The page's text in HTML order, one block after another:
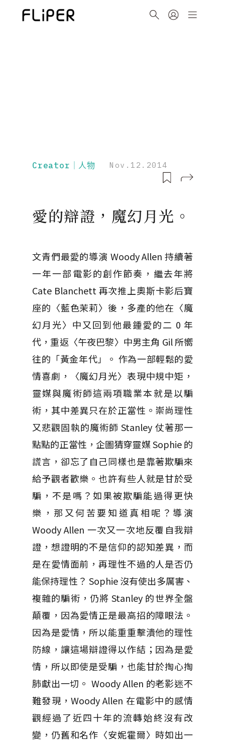
Creator｜人物 Nov.12.2014
愛的辯證，魔幻月光。
文青們最愛的導演 Woody Allen 持續著
一年一部電影的創作節奏，繼去年將
Cate Blanchett 再次推上奧斯卡影后寶
座的〈藍色茉莉〉後，多產的他在〈魔
幻月光〉中又回到他最鍾愛的二 0 年
代，重返〈午夜巴黎〉中男主角 Gil 所嚮
往的「黃金年代」。 作為一部輕鬆的愛
情喜劇，〈魔幻月光〉表現中規中矩，
靈媒與魔術師這兩項職業本就是以騙
術，其中差異只在於正當性。崇尚理性
又悲觀固執的魔術師 Stanley 仗著那一
點點的正當性，企圖猜穿靈媒 Sophie 的
謊言，卻忘了自己同樣也是靠著欺騙來
給予觀者歡樂。也許有些人就是甘於受
騙，不是嗎？如果被欺騙能過得更快
樂，那又何苦要知道真相呢？導演
Woody Allen 一次又一次地反覆自我辯
證，想證明的不是信仰的認知差異，而
是在愛情面前，再理性不過的人是否仍
能保持理性？ Sophie 沒有使出多厲害、
複雜的騙術，仍將 Stanley 的世界全盤
顛覆，因為愛情正是最高招的障眼法。
因為是愛情，所以能重重擊潰他的理性
防線，讓這場辯證得以作結；因為是愛
情，所以即使是受騙，也能甘於掏心掏
肺獻出一切。 Woody Allen 的老影迷不
難發現，Woody Allen 在電影中的感情
觀經過了近四十年的流轉始終沒有改
變，仍舊和名作〈安妮霍爾〉時如出一